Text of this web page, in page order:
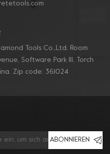
Tools Co.,Ltd. Room
Software Park Ill, Torch
Zip code: 361024
ABONNIEREN